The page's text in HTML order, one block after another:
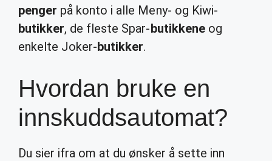
penger på konto i alle Meny- og Kiwi-
butikker, de fleste Spar-butikkeneog
enkelte Joker-butikker.
Hvordan bruke en
innskuddsautomat?
Du sier ifra om at du ønsker å sette inn